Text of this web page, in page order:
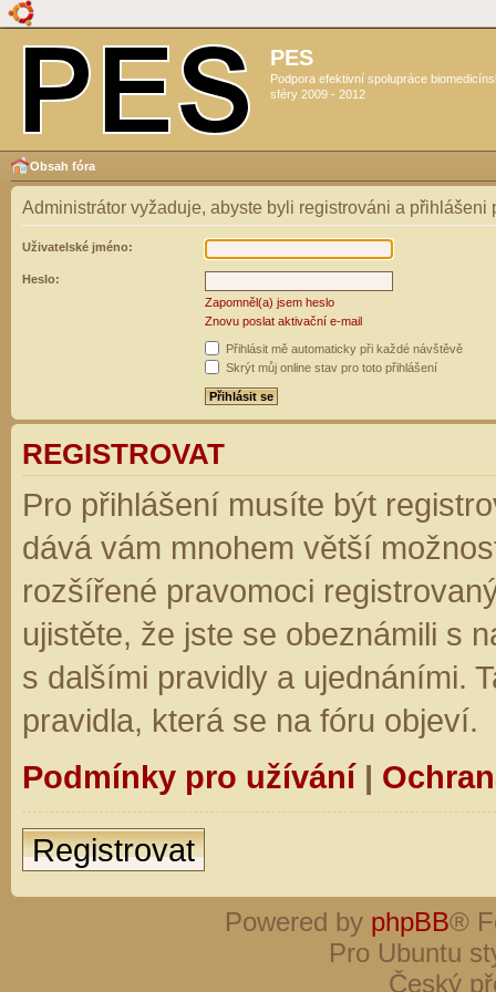
PES
Podpora efektivní spolupráce
sféry 2009 - 2012
Obsah fóra
Administrátor vyžaduje, abyste byli registrováni a přihlášeni
Uživatelské jméno:
Heslo:
Zapomněl(a) jsem heslo
Znovu poslat aktivační e-mail
Přihlásit mě automaticky při každé návštěvě
Skrýt můj online stav pro toto přihlášení
REGISTROVAT
Pro přihlášení musíte být
dává vám mnohem větší
rozšířené pravomoci
ujistěte, že jste se obeznámili s
s dalšími pravidly a ujednáními.
pravidla, která se na fóru objeví.
Podmínky pro užívání|
Registrovat
Powered by phpBB®
Pro Ubuntu
Český